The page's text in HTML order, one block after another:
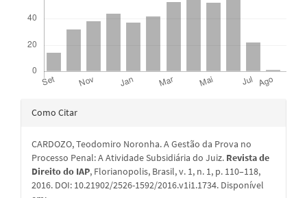
Detalhes
artigo
Como Citar
CARDOZO, Teodomiro Noronha. A Gestão da Prova no
Processo Penal: A Atividade Subsidiária do Juiz. Revista de
Direito do IAP, Florianopolis, Brasil, v. 1, n. 1, p. 110–118,
2016. DOI: 10.21902/2526-1592/2016.v1i1.1734. Disponível